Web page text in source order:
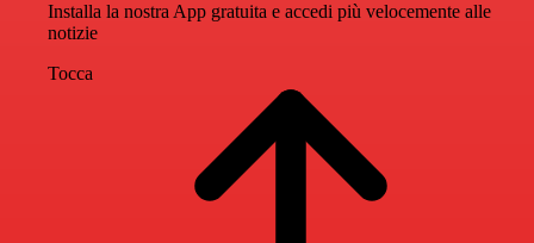
Installa la nostra App gratuita e accedi più velocemente alle
notizie
Tocca